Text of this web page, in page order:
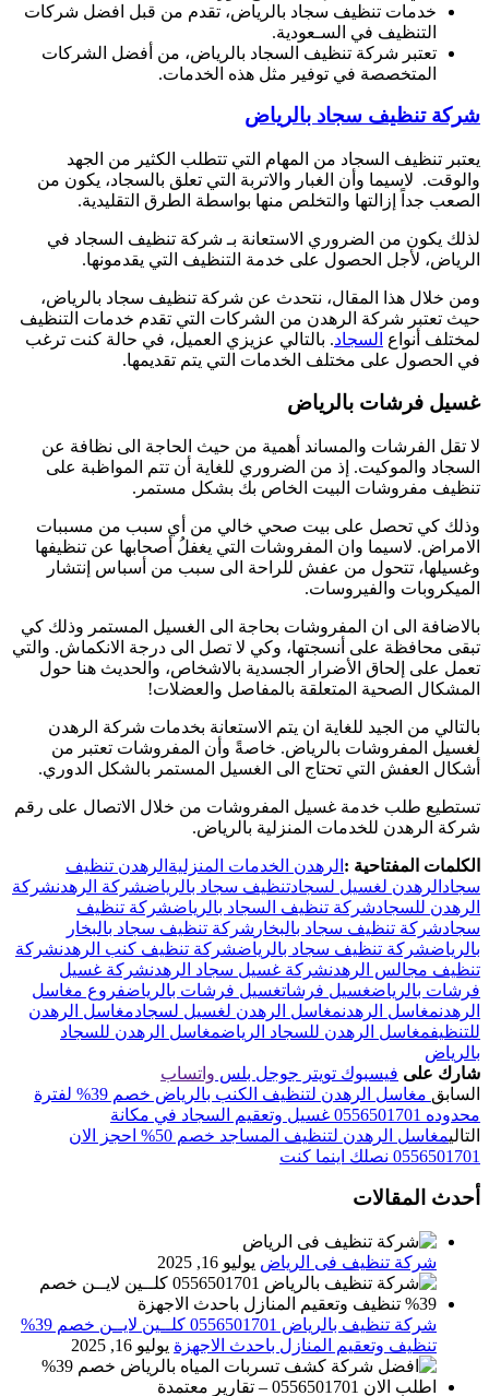
خدمات تنظيف سجاد بالرياض، تقدم من قبل افضل شركات
التنظيف في السـعودية.
تعتبر شركة تنظيف السجاد بالرياض، من أفضل الشركات
المتخصصة في توفير مثل هذه الخدمات.
شركة تنظيف سجاد بالرياض
يعتبر تنظيف السجاد من المهام التي تتطلب الكثير من الجهد
والوقت. لاسيما وأن الغبار والاتربة التي تعلق بالسجاد، يكون من
الصعب جداً إزالتها والتخلص منها بواسطة الطرق التقليدية.
لذلك يكون من الضروري الاستعانة بـ شركة تنظيف السجاد في
الرياض، لأجل الحصول على خدمة التنظيف التي يقدمونها.
ومن خلال هذا المقال، نتحدث عن شركة تنظيف سجاد بالرياض،
حيث تعتبر شركة الرهدن من الشركات التي تقدم خدمات التنظيف
لمختلف أنواع السجاد. بالتالي عزيزي العميل، في حالة كنت ترغب
في الحصول على مختلف الخدمات التي يتم تقديمها.
غسيل فرشات بالرياض
لا تقل الفرشات والمساند أهمية من حيث الحاجة الى نظافة عن
السجاد والموكيت. إذ من الضروري للغاية أن تتم المواظبة على
تنظيف مفروشات البيت الخاص بك بشكل مستمر.
وذلك كي تحصل على بيت صحي خالي من أي سبب من مسببات
الامراض. لاسيما وان المفروشات التي يغفلُ أصحابها عن تنظيفها
وغسيلها، تتحول من عفش للراحة الى سبب من أسباس إنتشار
الميكروبات والفيروسات.
بالاضافة الى ان المفروشات بحاجة الى الغسيل المستمر وذلك كي
تبقى محافظة على أنسجتها، وكي لا تصل الى درجة الانكماش. والتي
تعمل على إلحاق الأضرار الجسدية بالاشخاص، والحديث هنا حول
المشكال الصحية المتعلقة بالمفاصل والعضلات!
بالتالي من الجيد للغاية ان يتم الاستعانة بخدمات شركة الرهدن
لغسيل المفروشات بالرياض. خاصةً وأن المفروشات تعتبر من
أشكال العفش التي تحتاج الى الغسيل المستمر بالشكل الدوري.
تستطيع طلب خدمة غسيل المفروشات من خلال الاتصال على رقم
شركة الرهدن للخدمات المنزلية بالرياض.
الكلمات المفتاحية : الرهدن الخدمات المنزلية الرهدن تنظيف
سجاد الرهدن لغسيل لسجادتنظيف سجاد بالرياضشركة الرهدنشركة
الرهدن للسجادشركة تنظيف السجاد بالرياضشركة تنظيف
سجادشركة تنظيف سجاد بالبخار شركة تنظيف سجاد بالبخار
بالرياضشركة تنظيف سجاد بالرياضشركة تنظيف كنب الرهدنشركة
تنظيف مجالس الرهدنشركة غسيل سجاد الرهدنشركة غسيل
فرشات بالرياضغسيل فرشاتغسيل فرشات بالرياضفروع مغاسل
الرهدنمغاسل الرهدنمغاسل الرهدن لغسيل لسجادمغاسل الرهدن
للتنظيفمغاسل الرهدن للسجاد الرياضمغاسل الرهدن للسجاد
بالرياض
شارك على فيسبوك تويتر جوجل بلس واتساب
السابق
مغاسل الرهدن لتنظيف الكنب بالرياض خصم 39% لفترة
محدوده 0556501701 غسيل وتعقيم السجاد في مكانة
التالي
مغاسل الرهدن لتنظيف المساجد خصم 50% احجز الان
0556501701 نصلك اينما كنت
أحدث المقالات
شركة تنظيف فى الرياض يوليو 16, 2025
شركة تنظيف بالرياض 0556501701 كلــين لايــن خصم 39%
تنظيف وتعقيم المنازل باحدث الاجهزة يوليو 16, 2025